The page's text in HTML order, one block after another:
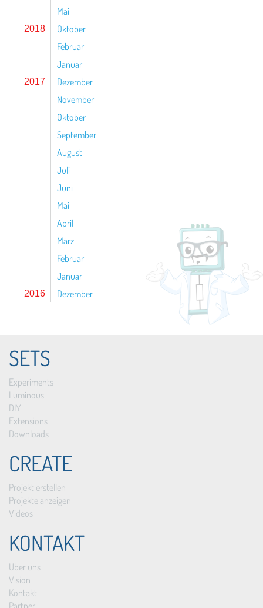
Mai
2018
Oktober
Februar
Januar
2017
Dezember
November
Oktober
September
August
Juli
Juni
Mai
April
März
Februar
Januar
2016 Dezember
SETS
Experiments
Luminous
DIY
Extensions
Downloads
CREATE
Projekt erstellen
Projekte anzeigen
Videos
KONTAKT
Über uns
Vision
Kontakt
Partner